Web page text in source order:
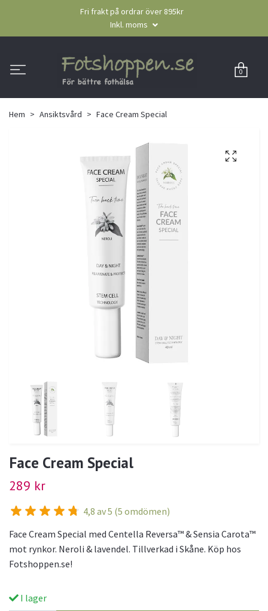
Fri frakt på ordrar över 895kr
Inkl. moms
0
Hem Ansiktsvård Face Cream Special
Face Cream Special
289 kr
4,8 av 5 (5 omdömen)
Face Cream Special med Centella Reversa™ & Sensia Carota™
mot rynkor. Neroli & lavendel. Tillverkad i Skåne. Köp hos
Fotshoppen.se!
I lager